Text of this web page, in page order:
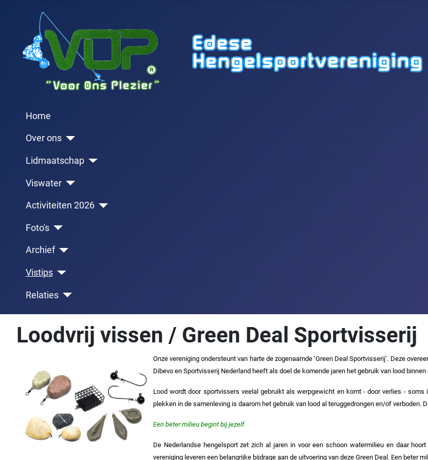
Home
Over ons
Lidmaatschap
Viswater
Activiteiten 2026
Foto's
Archief
Vistips
Relaties
Loodvrij vissen / Green Deal Sportvisserij
Onze vereniging ondersteunt van harte de zogenaamde ‘Green Deal Sportvisserij’. Deze
Dibevo en Sportvisserij Nederland heeft als doel de komende jaren het gebruik van lood
Lood wordt door sportvissers veelal gebruikt als werpgewicht en komt - door verlies -
plekken in de samenleving is daarom het gebruik van lood al teruggedrongen en/of verboden.
Een beter milieu begint bij jezelf
De Nederlandse hengelsport zet zich al jaren in voor een schoon watermilieu en daar
vereniging leveren een belangrijke bijdrage aan de uitvoering van deze Green Deal. Een beter